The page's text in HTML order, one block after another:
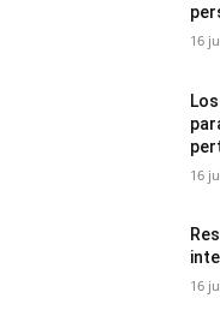
16
16
16